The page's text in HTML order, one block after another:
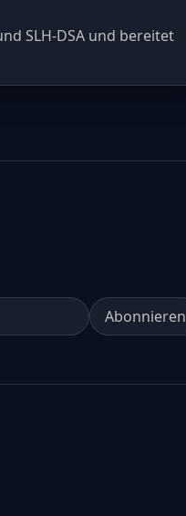
SLH-DSA und bereitet
Abonnieren